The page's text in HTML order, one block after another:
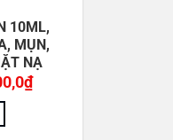
10ML,
MỤN,
NẠ
₫Giá
hiện